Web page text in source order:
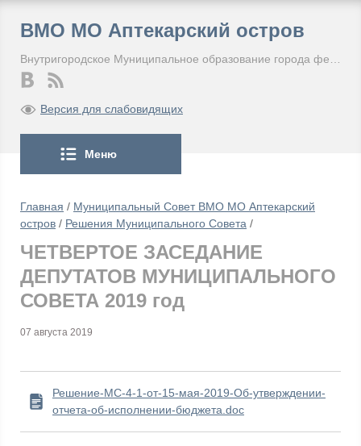
ВМО МО Аптекарский остров
Версия для слабовидящих
Меню
Главная / Муниципальный Совет ВМО МО Аптекарский
остров / Решения Муниципального Совета /
ЧЕТВЕРТОЕ ЗАСЕДАНИЕ
ДЕПУТАТОВ МУНИЦИПАЛЬНОГО
СОВЕТА 2019 год
07 августа 2019
Решение-МС-4-1-от-15-мая-2019-Об-утверждении-
отчета-об-исполнении-бюджета.doc